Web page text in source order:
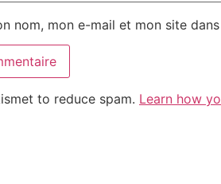
nom, mon e-mail et mon site
to reduce spam. Learn how